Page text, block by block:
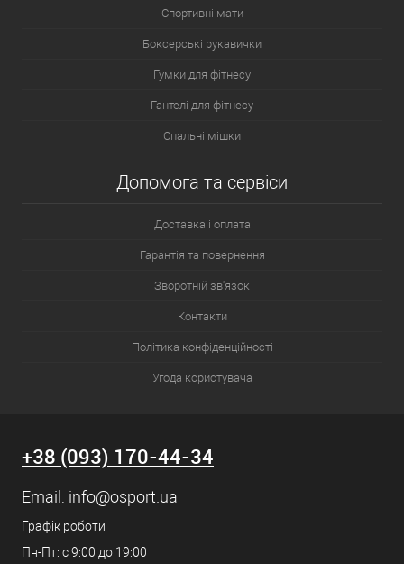
Спортивні мати
Боксерські рукавички
Гумки для фітнесу
Гантелі для фітнесу
Спальні мішки
Допомога та сервіси
Доставка і оплата
Гарантія та повернення
Зворотній зв'язок
Контакти
Політика конфіденційності
Угода користувача
+38 (093) 170-44-34
Email: info@osport.ua
Графік роботи
Пн-Пт: с 9:00 до 19:00